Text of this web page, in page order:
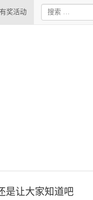
有奖活动
是让大家知道吧